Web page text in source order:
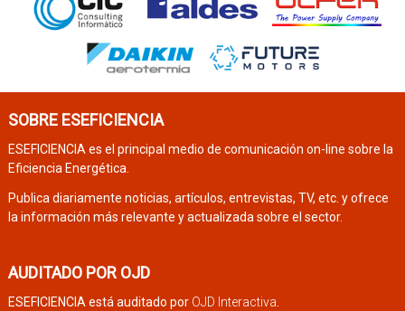
SOBRE ESEFICIENCIA
ESEFICIENCIA es el principal medio de comunicación on-line sobre la
Eficiencia Energética.
Publica diariamente noticias, artículos, entrevistas, TV, etc. y ofrece
la información más relevante y actualizada sobre el sector.
AUDITADO POR OJD
ESEFICIENCIA está auditado por OJD Interactiva.